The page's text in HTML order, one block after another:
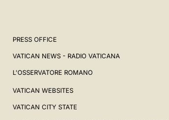
PRESS OFFICE
VATICAN NEWS - RADIO VATICANA
L'OSSERVATORE ROMANO
VATICAN WEBSITES
VATICAN CITY STATE